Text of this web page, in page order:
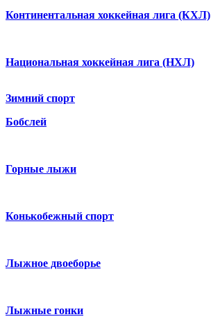
Континентальная хоккейная лига (КХЛ)
Национальная хоккейная лига (НХЛ)
Зимний спорт
Бобслей
Горные лыжи
Конькобежный спорт
Лыжное двоеборье
Лыжные гонки